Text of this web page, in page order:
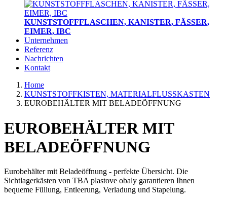
KUNSTSTOFFFLASCHEN, KANISTER, FÄSSER,
EIMER, IBC
Unternehmen
Referenz
Nachrichten
Kontakt
Home
KUNSTSTOFFKISTEN, MATERIALFLUSSKASTEN
EUROBEHÄLTER MIT BELADEÖFFNUNG
EUROBEHÄLTER MIT
BELADEÖFFNUNG
Eurobehälter mit Beladeöffnung - perfekte Übersicht. Die
Sichtlagerkästen von TBA plastove obaly garantieren Ihnen
bequeme Füllung, Entleerung, Verladung und Stapelung.